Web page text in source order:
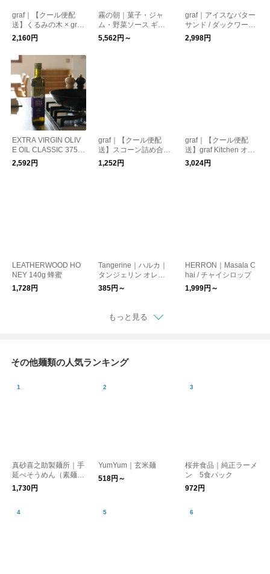
graf｜【クール便配
送】くるみの木 × graf
奈良カヌレ
2,160円
霧の朝｜菓子・ジャ
ム・野菜ソース ギフ
トセット | お中元
5,562円～
graf｜アイスなバター
サンド / ダックワーズ
6種セット graf kitchen
2,998円
EXTRA VIRGIN OLIV
E OIL CLASSIC 375m
l｜エキストラバージ
ンオリーブオイル｜C
2,592円
graf｜【クール便配
送】スコーン詰め合わ
せ
1,252円
graf｜【クール便配
送】graf Kitchen オリ
ジナル カヌレアソー
トBOX
3,024円
LEATHERWOOD HO
NEY 140g 蜂蜜
1,728円
Tangerine｜ハルカ｜
タンジェリン オレン
ジジュース
385円～
HERRON｜Masala C
hai / チャイシロップ
1,999円～
もっと見る
その他麺類の人気ランキング
真砂喜之助製麺所｜手
延べそうめん（素麺）
1kg
1,730円
YumYum｜玄米麺
518円～
桜井食品｜純正ラーメ
ン 5食パック
972円